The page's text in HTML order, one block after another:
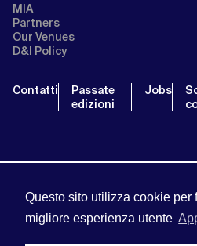
Questo sito utilizza cookie per
migliore esperienza utente
MIA
Partners
Our Venues
D&I Policy
Contatti
Passate
edizioni
Jobs